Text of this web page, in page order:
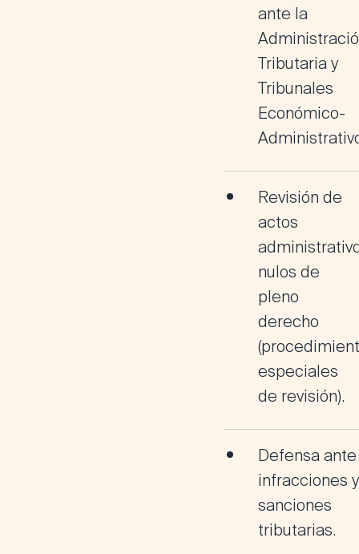
ante la
Tributaria y
Tribunales
Económico-
Revisión de
actos
nulos de
pleno
derecho
especiales
de revisión).
Defensa ante
infracciones y
sanciones
tributarias.